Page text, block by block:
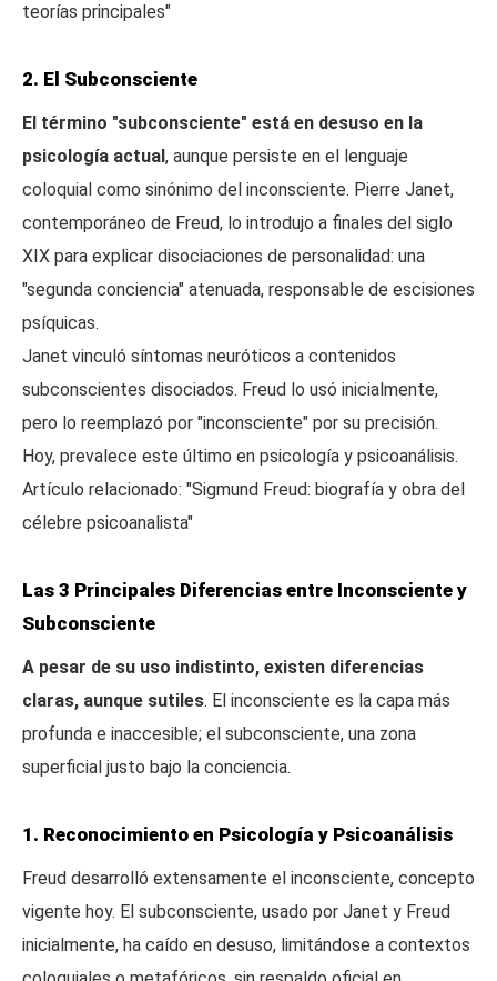
teorías principales"
2. El Subconsciente
El término "subconsciente" está en desuso en la
psicología actual, aunque persiste en el lenguaje
coloquial como sinónimo del inconsciente. Pierre Janet,
contemporáneo de Freud, lo introdujo a finales del siglo
XIX para explicar disociaciones de personalidad: una
"segunda conciencia" atenuada, responsable de escisiones
psíquicas.
Janet vinculó síntomas neuróticos a contenidos
subconscientes disociados. Freud lo usó inicialmente,
pero lo reemplazó por "inconsciente" por su precisión.
Hoy, prevalece este último en psicología y psicoanálisis.
Artículo relacionado: "Sigmund Freud: biografía y obra del
célebre psicoanalista"
Las 3 Principales Diferencias entre Inconsciente y
Subconsciente
A pesar de su uso indistinto, existen diferencias
claras, aunque sutiles. El inconsciente es la capa más
profunda e inaccesible; el subconsciente, una zona
superficial justo bajo la conciencia.
1. Reconocimiento en Psicología y Psicoanálisis
Freud desarrolló extensamente el inconsciente, concepto
vigente hoy. El subconsciente, usado por Janet y Freud
inicialmente, ha caído en desuso, limitándose a contextos